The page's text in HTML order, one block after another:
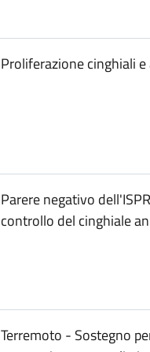
Proliferazione cinghiali
Parere negativo
controllo del cinghiale
Terremoto - Sostegno